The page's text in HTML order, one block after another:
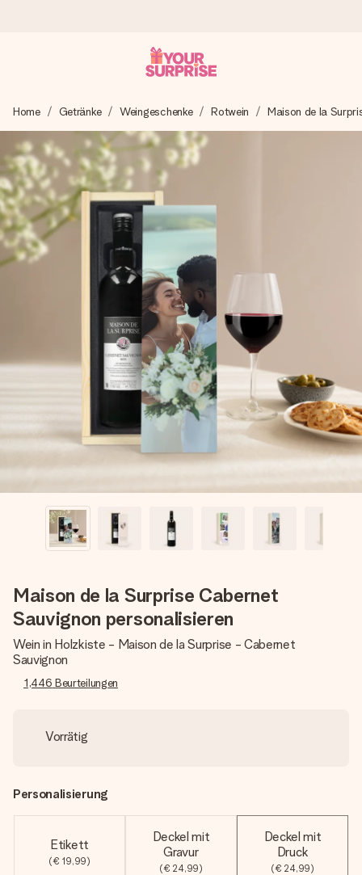
Wir bereiten dein Geschenk sorgfältig vor und schicken es
blitzschnell – damit du es genau zum richtigen Zeitpunkt
überreichen kannst, wenn es am meisten zählt.
4,8 (basierend auf +15.000 Bewertungen)
Unsere Geschenke begeistern. Kunden bewerten uns mit
4,8 bei Google Reviews (Gesamtergebnis aller Länder, in
die wir versenden).
Mit Liebe gemacht, im Handumdrehen
Erstelle etwas Einzigartiges in wenigen Schritten – mit
ihrem Namen, deinem Foto oder einer Nachricht von
Herzen. Kein Stress, nur pure Liebe für den perfekten
Home Getränke Weingeschenke Rotwein Maison de la
Maison de la Surprise Cabernet
Sauvignon personalisieren
Wein in Holzkiste - Maison de la Surprise - Cabernet
Sauvignon
1,446 Beurteilungen
Vorrätig
Personalisierung
Etikett
(€ 19,99)
Deckel mit
Gravur
(€ 24,99)
Deckel mit
Druck
(€ 24,99)